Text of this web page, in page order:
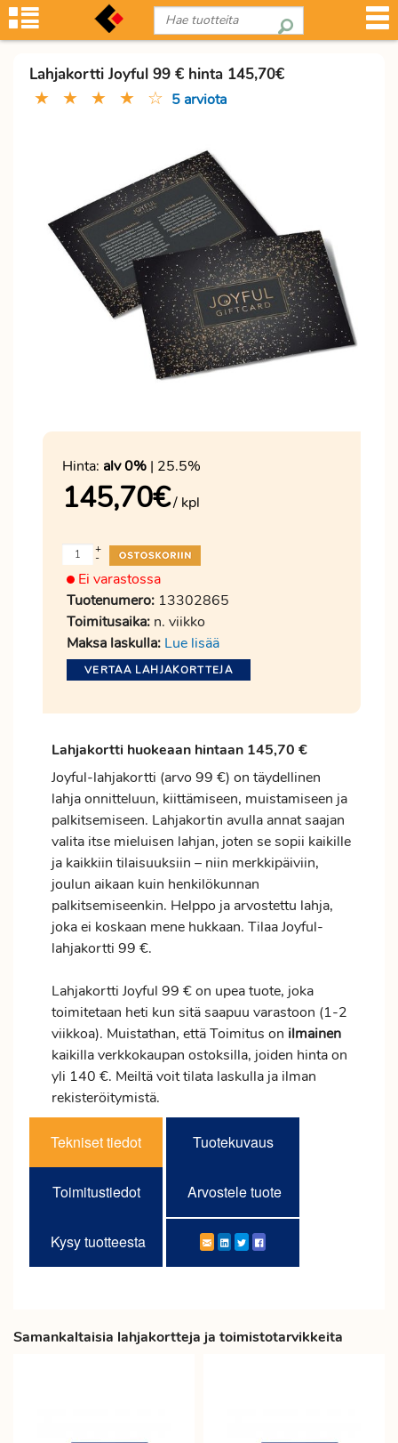
Lahjakortti Joyful 99 € hinta 145,70€
★ ★ ★ ★ ☆ 5 arviota
Hinta: alv 0% | 25.5%
145,70€/ kpl
-
+
Ei varastossa
Tuotenumero: 13302865
Toimitusaika: n. viikko
Maksa laskulla: Lue lisää
VERTAA LAHJAKORTTEJA
Lahjakortti huokeaan hintaan 145,70 €
Joyful-lahjakortti (arvo 99 €) on täydellinen
lahja onnitteluun, kiittämiseen, muistamiseen ja
palkitsemiseen. Lahjakortin avulla annat saajan
valita itse mieluisen lahjan, joten se sopii kaikille
ja kaikkiin tilaisuuksiin – niin merkkipäiviin,
joulun aikaan kuin henkilökunnan
palkitsemiseenkin. Helppo ja arvostettu lahja,
joka ei koskaan mene hukkaan. Tilaa Joyful-
lahjakortti 99 €.
Lahjakortti Joyful 99 € on upea tuote, joka
toimitetaan heti kun sitä saapuu varastoon (1-2
viikkoa). Muistathan, että Toimitus on ilmainen
kaikilla verkkokaupan ostoksilla, joiden hinta on
yli 140 €. Meiltä voit tilata laskulla ja ilman
rekisteröitymistä.
Tekniset tiedot Tuotekuvaus
Toimitustiedot Arvostele tuote
Kysy tuotteesta
Samankaltaisia lahjakortteja ja toimistotarvikkeita